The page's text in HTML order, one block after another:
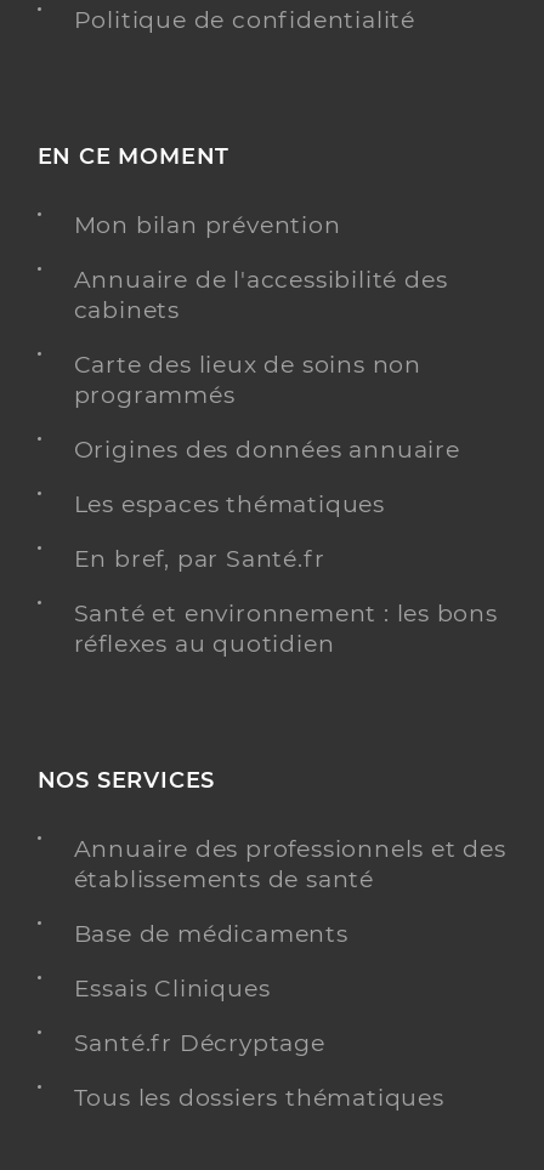
Politique de confidentialité
EN CE MOMENT
Mon bilan prévention
Annuaire de l'accessibilité des
cabinets
Carte des lieux de soins non
programmés
Origines des données annuaire
Les espaces thématiques
En bref, par Santé.fr
Santé et environnement : les bons
réflexes au quotidien
NOS SERVICES
Annuaire des professionnels et des
établissements de santé
Base de médicaments
Essais Cliniques
Santé.fr Décryptage
Tous les dossiers thématiques